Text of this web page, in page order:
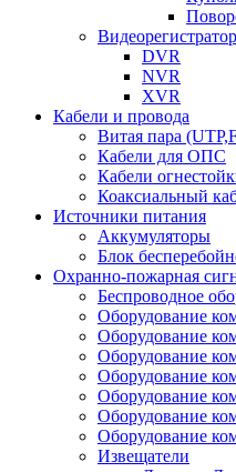
DVR
NVR
XVR
Кабели и провода
Витая пара
Кабели для ОПС
Кабели
Коаксиальный
Источники питания
Аккумуляторы
Блок
Охранно-пожарная
Беспроводное
Оборудование
Оборудование
Оборудование
Оборудование
Оборудование
Оборудование
Оборудование
Извещатели